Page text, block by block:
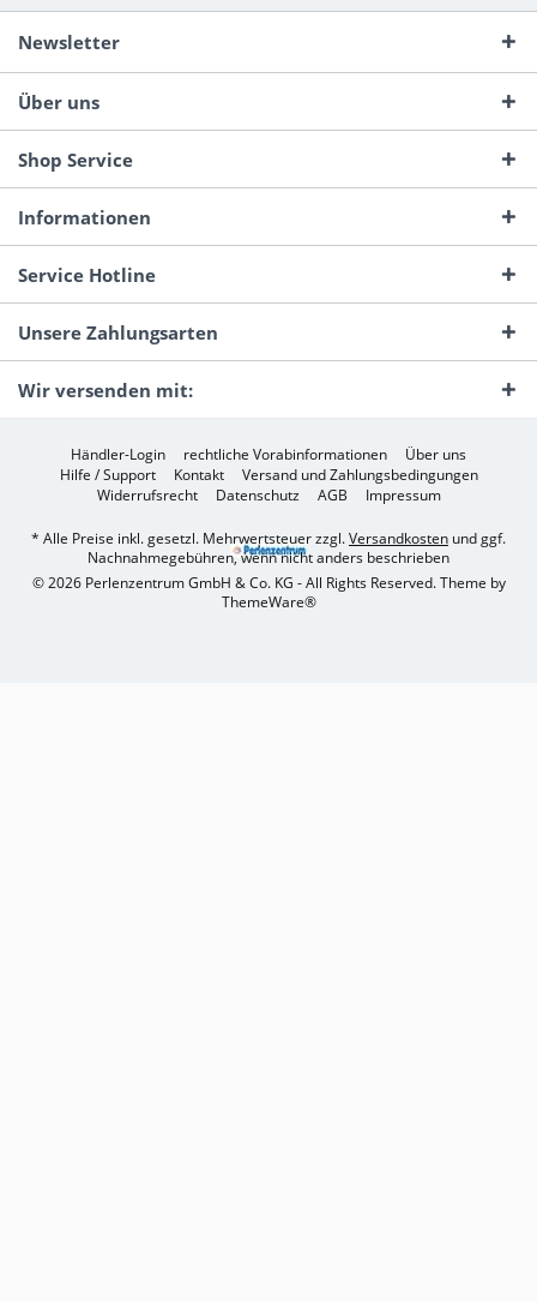
Newsletter
Über uns
Shop Service
Informationen
Service Hotline
Unsere Zahlungsarten
Wir versenden mit:
Händler-Login rechtliche Vorabinformationen
Über uns
Hilfe / Support
Kontakt
Versand und Zahlungsbedingungen
Widerrufsrecht
Datenschutz AGB Impressum
* Alle Preise inkl. gesetzl. Mehrwertsteuer zzgl.Versandkosten und ggf.
Nachnahmegebühren, wenn nicht anders beschrieben
© 2026 Perlenzentrum GmbH & Co. KG - All Rights Reserved. Theme by
ThemeWare®